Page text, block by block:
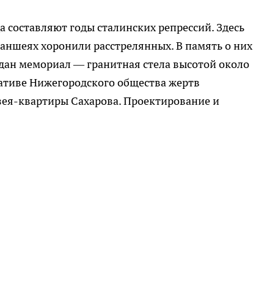
годы сталинских репрессий. Здесь
хоронили расстрелянных. В память о них
мемориал — гранитная стела высотой около
Нижегородского общества жертв
квартиры Сахарова. Проектирование и